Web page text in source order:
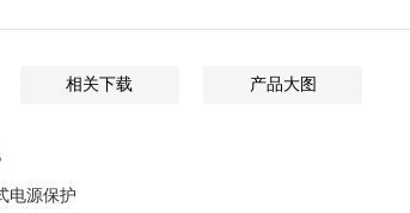
相关下载 产品大图
电源保护